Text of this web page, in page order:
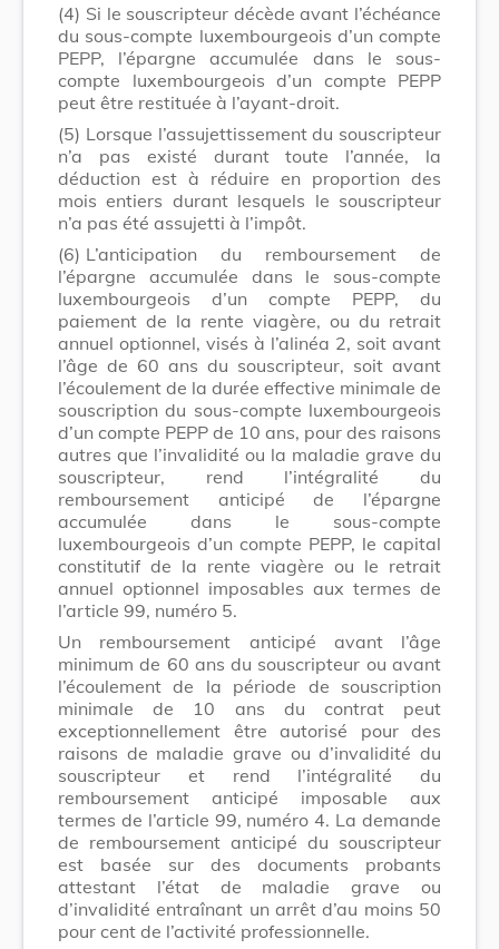
(4) Si le souscripteur décède avant l’échéance
du sous-compte luxembourgeois d’un compte
PEPP, l’épargne accumulée dans le sous-
compte luxembourgeois d’un compte PEPP
peut être restituée à l’ayant-droit.
(5) Lorsque l’assujettissement du souscripteur
n’a pas existé durant toute l’année, la
déduction est à réduire en proportion des
mois entiers durant lesquels le souscripteur
n’a pas été assujetti à l’impôt.
(6) L’anticipation du remboursement de
l’épargne accumulée dans le sous-compte
luxembourgeois d’un compte PEPP, du
paiement de la rente viagère, ou du retrait
annuel optionnel, visés à l’alinéa 2, soit avant
l’âge de 60 ans du souscripteur, soit avant
l’écoulement de la durée effective minimale de
souscription du sous-compte luxembourgeois
d’un compte PEPP de 10 ans, pour des raisons
autres que l’invalidité ou la maladie grave du
souscripteur, rend l’intégralité du
remboursement anticipé de l’épargne
accumulée dans le sous-compte
luxembourgeois d’un compte PEPP, le capital
constitutif de la rente viagère ou le retrait
annuel optionnel imposables aux termes de
l’article 99, numéro 5.
Un remboursement anticipé avant l’âge
minimum de 60 ans du souscripteur ou avant
l’écoulement de la période de souscription
minimale de 10 ans du contrat peut
exceptionnellement être autorisé pour des
raisons de maladie grave ou d’invalidité du
souscripteur et rend l’intégralité du
remboursement anticipé imposable aux
termes de l’article 99, numéro 4. La demande
de remboursement anticipé du souscripteur
est basée sur des documents probants
attestant l’état de maladie grave ou
d’invalidité entraînant un arrêt d’au moins 50
pour cent de l’activité professionnelle.